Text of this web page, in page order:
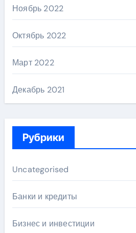
Ноябрь 2022
Октябрь 2022
Март 2022
Декабрь 2021
Рубрики
Uncategorised
Банки и кредиты
Бизнес и инвестиции